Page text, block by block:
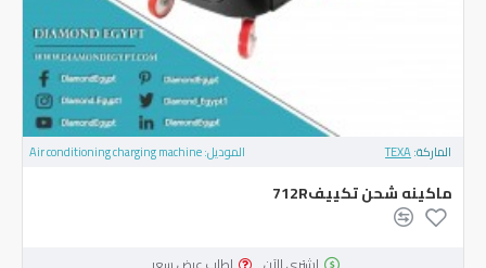
الماركة:TEXA الموديل:Air conditioning charging machine
ماكينه شحن تكييف712R